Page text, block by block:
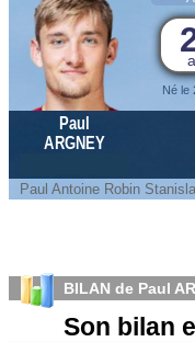
Né le
Paul
ARGNEY
Paul Antoine Robin
BILAN de Paul
Son bilan